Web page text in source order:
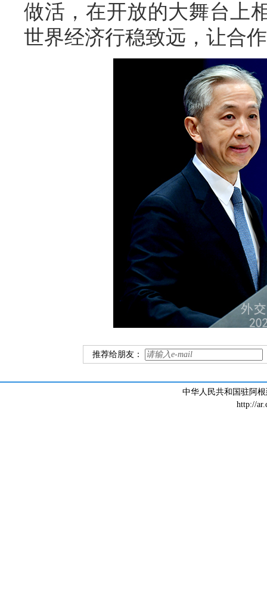
做活，在开放的大舞台上
世界经济行稳致远，让合
推荐给朋友：
中华人民共和国驻阿
http://